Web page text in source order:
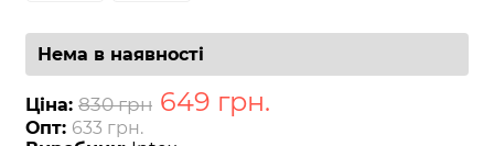
Нема в наявності
Ціна: 830 грн 649 грн.
Опт: 633 грн.